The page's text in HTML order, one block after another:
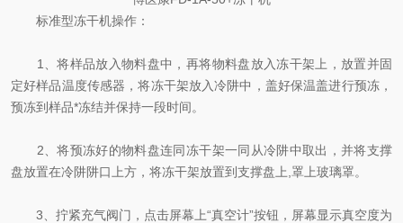
标准型冻干机操作：
1、将样品放入物料盘中，再将物料盘放入冻干架上，放置并固
定好样品温度传感器，将冻干架放入冷阱中，盖好保温盖进行预冻，
预冻到样品*冻结并保持一段时间。
2、将预冻好的物料盘连同冻干架一同从冷阱中取出，并将支撑
盘放置在冷阱阱口上方，将冻干架放置到支撑盘上,罩上玻璃罩。
3、拧紧充气阀门，点击屏幕上“真空计”按钮，屏幕显示真空度为